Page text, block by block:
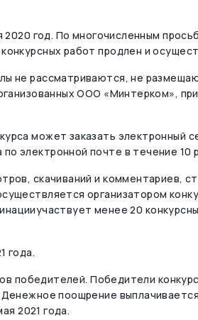
год. По многочисленным
работ продлен и
не рассматриваются, не
ООО «Минтерком»,
может заказать электронный
электронной почте в течение 10
скачиваний и комментариев,
организатором
менее 20
года.
победителей. Победители
поощрение
2021 года.